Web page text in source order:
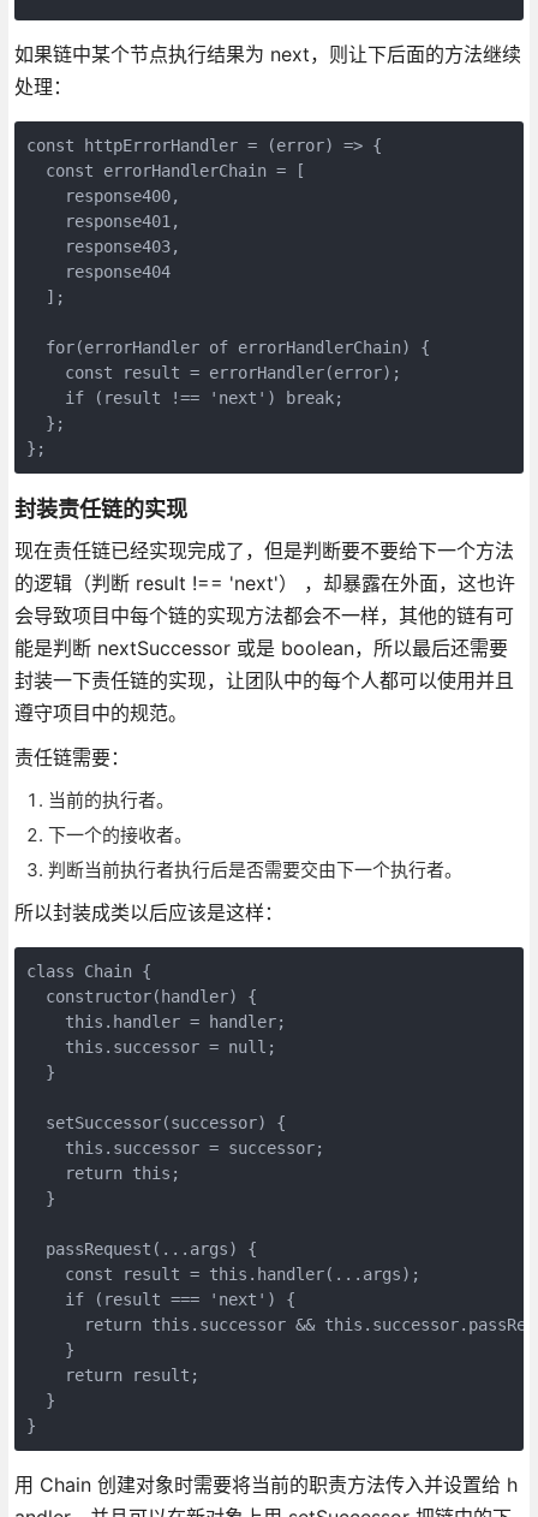
如果链中某个节点执行结果为 next，则让下后面的方法继续
处理：
const httpErrorHandler = (error) => {
  const errorHandlerChain = [
    response400,
    response401,
    response403,
    response404
  ];
  for(errorHandler of errorHandlerChain) {
    const result = errorHandler(error);
    if (result !== 'next') break;
  };
};
封装责任链的实现
现在责任链已经实现完成了，但是判断要不要给下一个方法
的逻辑（判断 result !== 'next'） ，却暴露在外面，这也许
会导致项目中每个链的实现方法都会不一样，其他的链有可
能是判断 nextSuccessor 或是 boolean，所以最后还需要
封装一下责任链的实现，让团队中的每个人都可以使用并且
遵守项目中的规范。
责任链需要：
当前的执行者。
下一个的接收者。
判断当前执行者执行后是否需要交由下一个执行者。
所以封装成类以后应该是这样：
class Chain {
  constructor(handler) {
    this.handler = handler;
    this.successor = null;
  }
  setSuccessor(successor) {
    this.successor = successor;
    return this;
  }
  passRequest(...args) {
    const result = this.handler(...args);
    if (result === 'next') {
return this.successor &&
    }
    return result;
  }
}
用 Chain 创建对象时需要将当前的职责方法传入并设置给 h